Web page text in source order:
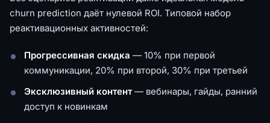
churn prediction даёт нулевой ROI. Типовой набор
реактивационных активностей:
Прогрессивная скидка — 10% при первой
коммуникации, 20% при второй, 30% при третьей
Эксклюзивный контент— вебинары, гайды, ранний
доступ к новинкам